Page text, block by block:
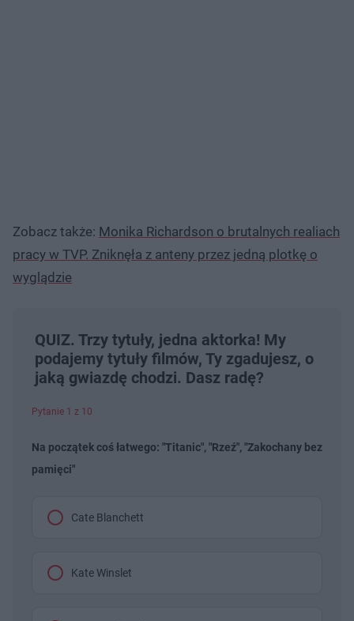
Zobacz także: Monika Richardson o brutalnych realiach
pracy w TVP. Zniknęła z anteny przez jedną plotkę o
wyglądzie
QUIZ. Trzy tytuły, jedna aktorka! My
podajemy tytuły filmów, Ty zgadujesz, o
jaką gwiazdę chodzi. Dasz radę?
Pytanie 1 z 10
Na początek coś łatwego: "Titanic", "Rzeź", "Zakochany bez
pamięci"
Cate Blanchett
Kate Winslet